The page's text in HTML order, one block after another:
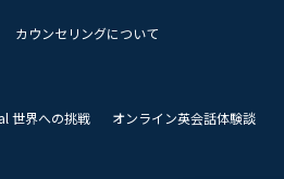
カウンセリングについて
世界への挑戦
オンライン英会話体験談